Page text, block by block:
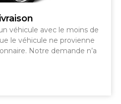
véhicule avec le moins de
le véhicule ne provienne
Notre demande n’a